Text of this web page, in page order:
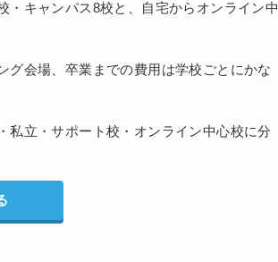
・キャンパス8校と、自宅からオンライン中
グ会場、卒業までの費用は学校ごとにかな
私立・サポート校・オンライン中心校に分